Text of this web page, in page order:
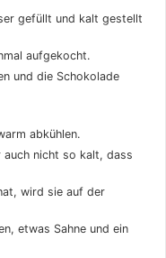
gefüllt und kalt gestellt
aufgekocht.
und die Schokolade
abkühlen.
auch nicht so kalt, dass
wird sie auf der
etwas Sahne und ein